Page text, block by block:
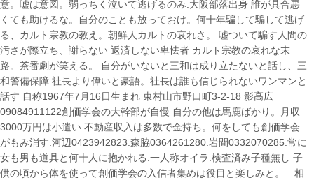
意。嘘は意図。弱っちく泣いて逃げるのみ.大阪部落出身 誰が具合悪
くても助けるな。自分のことも放っておけ。何十年騙して騙して逃げ
る、カルト宗教の教え。朝鮮人カルトの哀れさ。 嘘ついて騙す人間の
汚さが際立ち、謝らない 返済しない卑怯者 カルト宗教の哀れな末
路。茶番劇が笑える。 自分がいないと三和は成り立たないと話し、三
和警備保障 社長より偉いと豪語。社長は誰も信じられないワンマンと
話す 自称1967年7月16日生まれ 東村山市野口町3-2-18 影高広
09084911122創価学会の大幹部が自慢 自分の他は馬鹿ばかり。月収
3000万円は小遣い.不動産収入は多数で金持ち。何をしても創価学会
がもみ消す.河辺0423942823.森脇0364261280.岩間0332070285.常に
女も男も道具と何十人に抱かれる.一人称オイラ.検査済み子種無し 子
供の頃から体を使って創価学会の入信者集めは役目と楽しみと。 相